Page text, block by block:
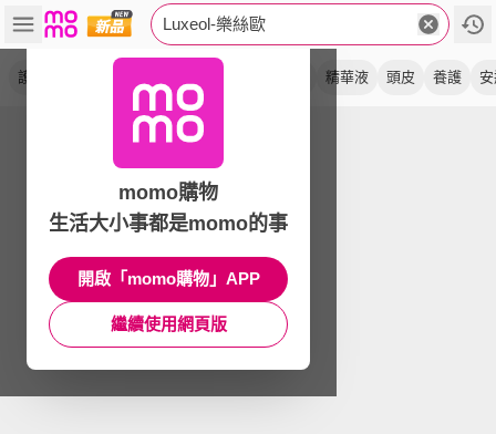
Luxeol-樂絲歐
護髮乳 精華液 頭皮 養護
momo購物
生活大小事都是momo的事
開啟「momo購物」APP
繼續使用網頁版